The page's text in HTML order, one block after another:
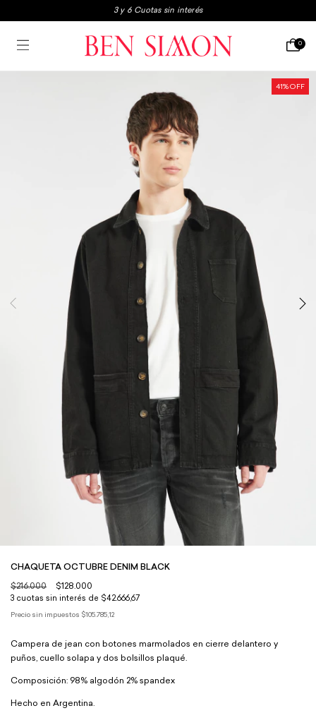
Envio gratis a partir de $250.000
0
41% OFF
CHAQUETA OCTUBRE DENIM BLACK
$216.000 $128.000
3 cuotas sin interés de $42.666,67
Precio sin impuestos $105.785,12
Campera de jean con botones marmolados en cierre delantero y
puños, cuello solapa y dos bolsillos plaqué.
Composición: 98% algodón 2% spandex
Hecho en Argentina.